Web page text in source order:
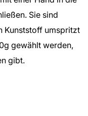
Sie sind
Kunststoff umspritzt
gewählt werden,
gibt.